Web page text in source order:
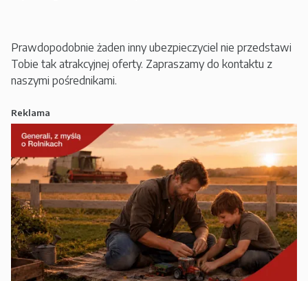
Prawdopodobnie żaden inny ubezpieczyciel nie przedstawi
Tobie tak atrakcyjnej oferty. Zapraszamy do kontaktu z
naszymi pośrednikami.
Reklama